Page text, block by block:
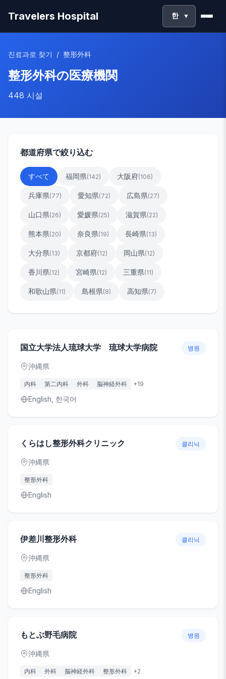
Travelers Hospital 한 ▼
진료과로 찾기 / 整形外科
整形外科の医療機関
448 시설
都道府県で絞り込む
すべて 福岡県(142) 大阪府(106)
兵庫県(77) 愛知県(72) 広島県(27)
山口県(26) 愛媛県(25) 滋賀県(22)
熊本県(20) 奈良県(19) 長崎県(13)
大分県(13) 京都府(12) 岡山県(12)
香川県(12) 宮崎県(12) 三重県(11)
和歌山県(11) 島根県(8) 高知県(7)
国立大学法人琉球大学 琉球大学病院 병원
沖縄県
内科 第二内科 外科 脳神経外科 +19
English, 한국어
くらはし整形外科クリニック 클리닉
沖縄県
整形外科
English
伊差川整形外科 클리닉
沖縄県
整形外科
English
もとぶ野毛病院 병원
沖縄県
内科 外科 脳神経外科 整形外科 +2